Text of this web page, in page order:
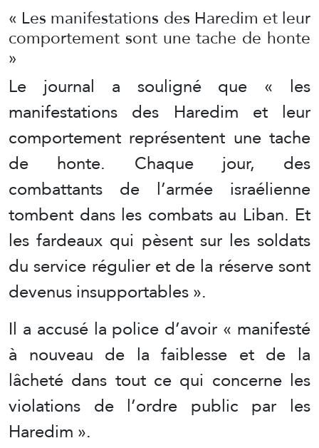
« Les manifestations des Haredim et leur
comportement sont une tache de honte
»
Le journal a souligné que « les
manifestations des Haredim et leur
comportement représentent une tache
de honte. Chaque jour, des
combattants de l’armée israélienne
tombent dans les combats au Liban. Et
les fardeaux qui pèsent sur les soldats
du service régulier et de la réserve sont
devenus insupportables ».
Il a accusé la police d’avoir « manifesté
à nouveau de la faiblesse et de la
lâcheté dans tout ce qui concerne les
violations de l’ordre public par les
Haredim ».